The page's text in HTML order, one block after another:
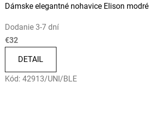
Dámske elegantné nohavice Elison modré
Dodanie 3-7 dní
€32
DETAIL
Kód: 42913/UNI/BLE